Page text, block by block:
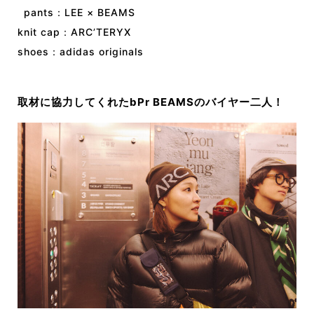
pants：LEE × BEAMS
knit cap：ARC’TERYX
shoes：adidas originals
取材に協力してくれたbPr BEAMSのバイヤー二人！